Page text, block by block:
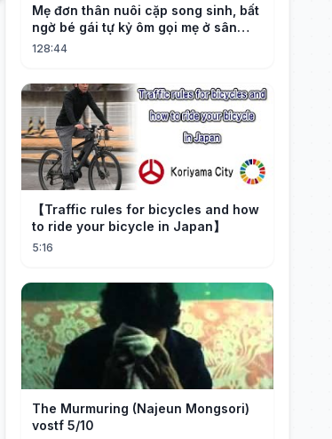
Mẹ đơn thân nuôi cặp song sinh, bất
ngờ bé gái tự kỷ ôm gọi mẹ ở sân
bay, nhìn mặt bé cô bật khóc!
128:44
【Traffic rules for bicycles and how
to ride your bicycle in Japan】
5:16
The Murmuring (Najeun Mongsori)
vostf 5/10